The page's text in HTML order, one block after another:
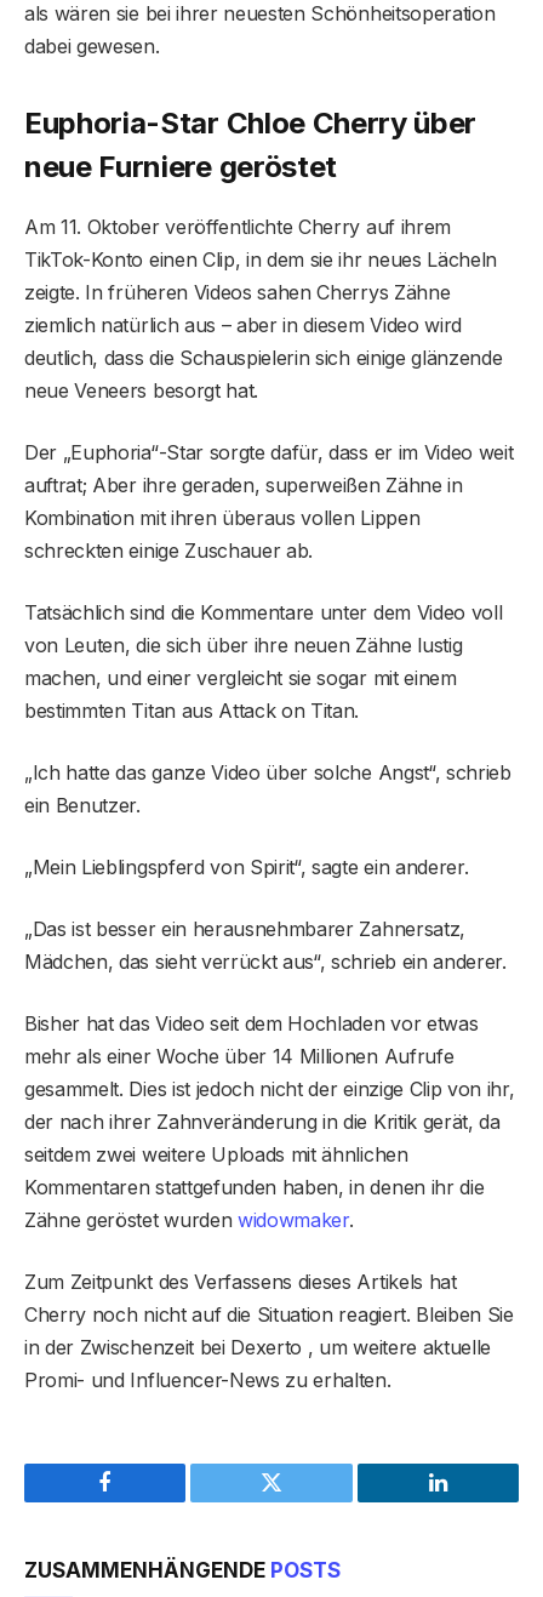
als wären sie bei ihrer neuesten Schönheitsoperation
dabei gewesen.
Euphoria-Star Chloe Cherry über
neue Furniere geröstet
Am 11. Oktober veröffentlichte Cherry auf ihrem
TikTok-Konto einen Clip, in dem sie ihr neues Lächeln
zeigte. In früheren Videos sahen Cherrys Zähne
ziemlich natürlich aus – aber in diesem Video wird
deutlich, dass die Schauspielerin sich einige glänzende
neue Veneers besorgt hat.
Der „Euphoria“-Star sorgte dafür, dass er im Video weit
auftrat; Aber ihre geraden, superweißen Zähne in
Kombination mit ihren überaus vollen Lippen
schreckten einige Zuschauer ab.
Tatsächlich sind die Kommentare unter dem Video voll
von Leuten, die sich über ihre neuen Zähne lustig
machen, und einer vergleicht sie sogar mit einem
bestimmten Titan aus Attack on Titan.
„Ich hatte das ganze Video über solche Angst“, schrieb
ein Benutzer.
„Mein Lieblingspferd von Spirit“, sagte ein anderer.
„Das ist besser ein herausnehmbarer Zahnersatz,
Mädchen, das sieht verrückt aus“, schrieb ein anderer.
Bisher hat das Video seit dem Hochladen vor etwas
mehr als einer Woche über 14 Millionen Aufrufe
gesammelt. Dies ist jedoch nicht der einzige Clip von ihr,
der nach ihrer Zahnveränderung in die Kritik gerät, da
seitdem zwei weitere Uploads mit ähnlichen
Kommentaren stattgefunden haben, in denen ihr die
Zähne geröstet wurden widowmaker.
Zum Zeitpunkt des Verfassens dieses Artikels hat
Cherry noch nicht auf die Situation reagiert. Bleiben Sie
in der Zwischenzeit bei Dexerto , um weitere aktuelle
Promi- und Influencer-News zu erhalten.
Facebook Twitter LinkedIn
ZUSAMMENHÄNGENDE POSTS